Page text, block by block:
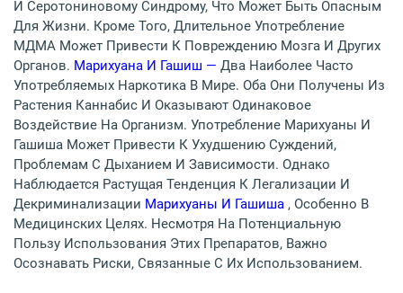
И Серотониновому Синдрому, Что Может Быть Опасным
Для Жизни. Кроме Того, Длительное Употребление
МДМА Может Привести К Повреждению Мозга И Других
Органов. Марихуана И Гашиш — Два Наиболее Часто
Употребляемых Наркотика В Мире. Оба Они Получены Из
Растения Каннабис И Оказывают Одинаковое
Воздействие На Организм. Употребление Марихуаны И
Гашиша Может Привести К Ухудшению Суждений,
Проблемам С Дыханием И Зависимости. Однако
Наблюдается Растущая Тенденция К Легализации И
Декриминализации Марихуаны И Гашиша , Особенно В
Медицинских Целях. Несмотря На Потенциальную
Пользу Использования Этих Препаратов, Важно
Осознавать Риски, Связанные С Их Использованием.